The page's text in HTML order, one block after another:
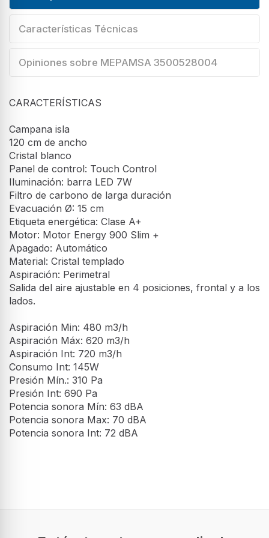
Características Técnicas
Opiniones sobre MEPAMSA 3500528004
CARACTERÍSTICAS
Campana isla
120 cm de ancho
Cristal blanco
Panel de control: Touch Control
Iluminación: barra LED 7W
Filtro de carbono de larga duración
Evacuación Ø: 15 cm
Etiqueta energética: Clase A+
Motor: Motor Energy 900 Slim +
Apagado: Automático
Material: Cristal templado
Aspiración: Perimetral
Salida del aire ajustable en 4 posiciones, frontal y a los
lados.
Aspiración Min: 480 m3/h
Aspiración Máx: 620 m3/h
Aspiración Int: 720 m3/h
Consumo Int: 145W
Presión Mín.: 310 Pa
Presión Int: 690 Pa
Potencia sonora Mín: 63 dBA
Potencia sonora Max: 70 dBA
Potencia sonora Int: 72 dBA